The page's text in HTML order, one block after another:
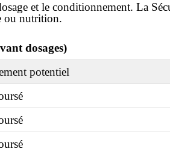
et le conditionnement. La
ou nutrition.
dosages)
potentiel